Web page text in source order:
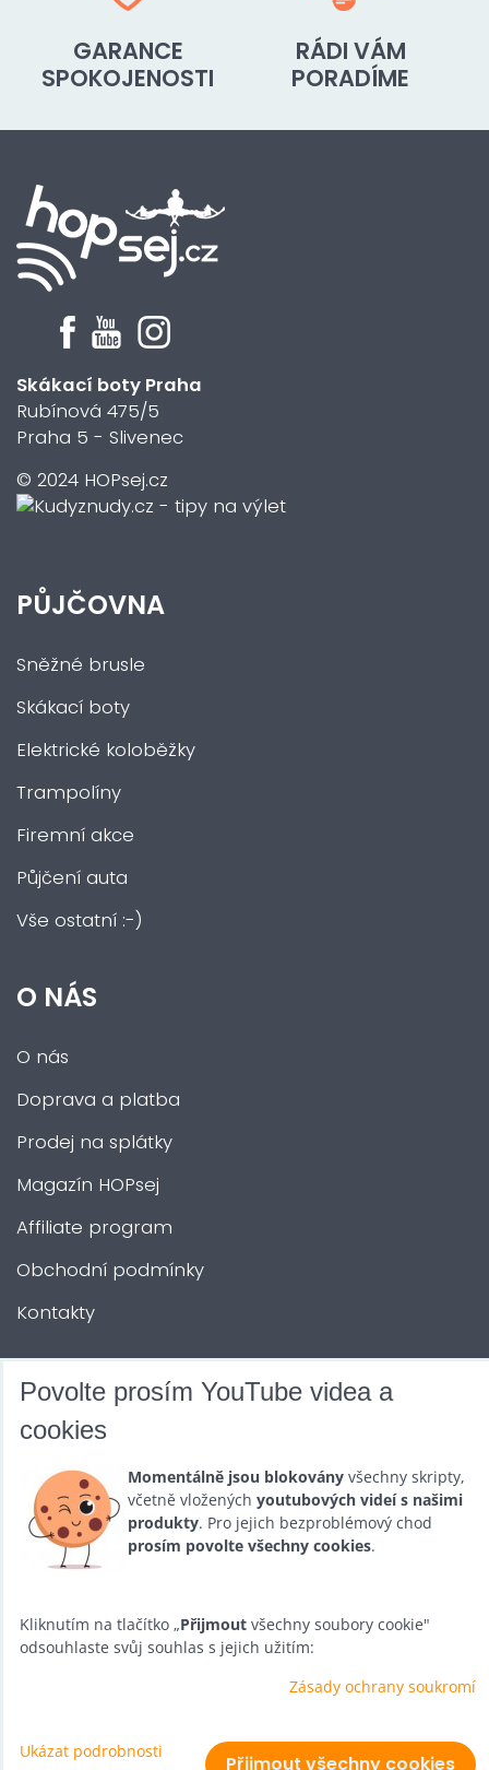
GARANCE
SPOKOJENOSTI
RÁDI VÁM
PORADÍME
Skákací boty Praha
Rubínová 475/5
Praha 5 - Slivenec
© 2024 HOPsej.cz
PŮJČOVNA
Sněžné brusle
Skákací boty
Elektrické koloběžky
Trampolíny
Firemní akce
Půjčení auta
Vše ostatní :-)
O NÁS
O nás
Doprava a platba
Prodej na splátky
Magazín HOPsej
Affiliate program
Obchodní podmínky
Kontakty
DALŠÍ SLUŽBY
Půjčovna
Promotéři
Kurzy a setkání
Velkoobchod
Nabídka práce
Předvolby soukromí Zásady ochrany soukromí
Povolte prosím YouTube videa a
cookies
Momentálně jsou blokovány všechny skripty,
včetně vložených youtubových videí s našimi
produkty. Pro jejich bezproblémový chod
prosím povolte všechny cookies.
Kliknutím na tlačítko „Přijmout všechny soubory cookie"
odsouhlaste svůj souhlas s jejich užitím:
Zásady ochrany soukromí
Ukázat podrobnosti
Přijmout všechny cookies